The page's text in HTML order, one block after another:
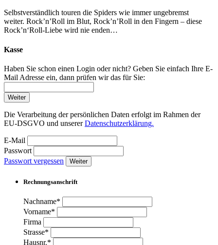
Selbstverständlich touren die Spiders wie immer ungebremst
weiter. Rock’n’Roll im Blut, Rock’n’Roll in den Fingern – diese
Rock’n‘Roll-Liebe wird nie enden…
Kasse
Haben Sie schon einen Login oder nicht? Geben Sie einfach Ihre E-
Mail Adresse ein, dann prüfen wir das für Sie:
Weiter
Die Verarbeitung der persönlichen Daten erfolgt im Rahmen der
EU-DSGVO und unsererDatenschutzerklärung.
E-Mail
Passwort
Passwort vergessen
Weiter
Rechnungsanschrift
Nachname*
Vorname*
Firma
Strasse*
Hausnr.*